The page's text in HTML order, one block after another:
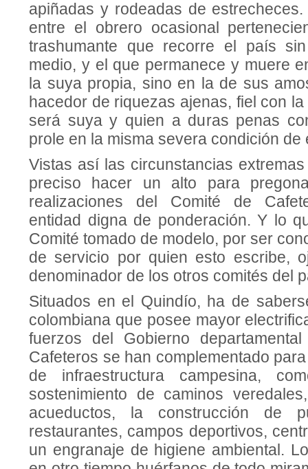
apiñadas y rodeadas de
entre el obrero ocasional
trashumante que re­corre el país
medio, y el que perma­nece y muere
la suya propia, sino en la de sus
hacedor de riquezas ajenas, fiel con
será suya y quien a duras penas
prole en la misma severa condición de
Vistas así las circunstancias
preciso hacer un alto para
realizaciones del Comité de
entidad digna de ponderación. Y lo
Comité tomado de modelo, por ser
de servicio por quien esto escribe,
denominador de los otros comités del
Situados en el Quindío, ha de
colombiana que posee mayor
fuerzos del Gobierno
Cafete­ros se han complementado
de infraest­ructura campesina,
sostenimiento de caminos
acueductos, la cons­trucción de
restaurantes, campos deporti­vos,
un engranaje de higiene ambiental.